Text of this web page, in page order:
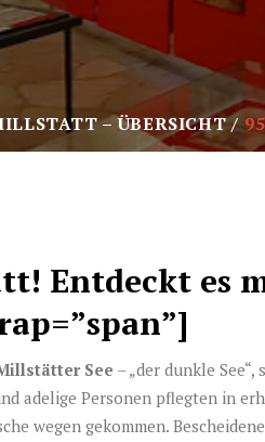
– ÜBERSICHT
Entdeckt es
See – „der dunkle
adelige Personen pflegten in
wegen gekommen.